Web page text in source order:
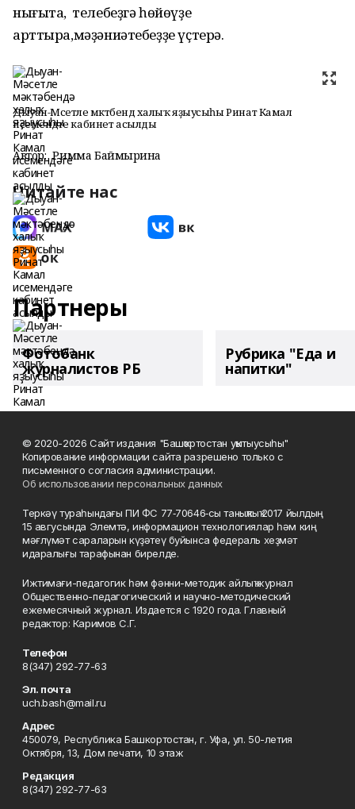
нығыта, телебеҙгә һөйөүҙе
арттыра,мәҙәниәтебеҙҙе үҫтерә.
Дыуан-Мәсетле мәктәбендә халыҡ яҙыусыһы Ринат Камал
исемендәге кабинет асылды
Автор: Римма Баймырҙина
Читайте нас
Партнеры
Фотобанк
журналистов РБ
Рубрика "Еда и
напитки"
© 2020-2026 Сайт издания "Башҡортостан уҡытыусыһы"
Копирование информации сайта разрешено только с
письменного согласия администрации.
Об использовании персональных данных
Теркәү тураһындағы ПИ ФС 77‑70646‑сы таныҡлыҡ 2017 йылдың
15 авгусында Элемтә, информацион технологиялар һәм киң
мәғлүмәт сараларын күҙәтеү буйынса федераль хеҙмәт
идаралығы тарафынан бирелде.
Ижтимағи-педагогик һәм фәнни-методик айлыҡ журнал
Общественно-педагогический и научно-методический
ежемесячный журнал. Издается с 1920 года. Главный
редактор: Каримов С.Г.
Телефон
8(347) 292-77-63
Эл. почта
uch.bash@mail.ru
Адрес
450079, Республика Башкортостан, г. Уфа, ул. 50-летия
Октября, 13, Дом печати, 10 этаж
Редакция
8(347) 292-77-63